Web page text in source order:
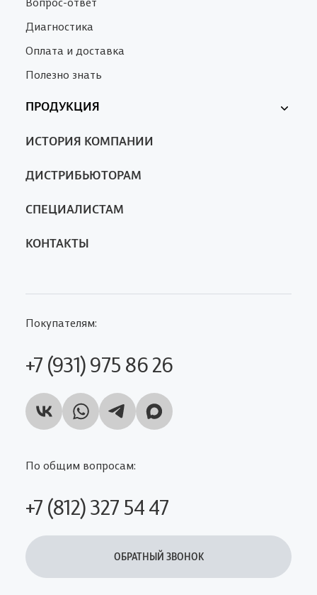
Диагностика
Оплата и доставка
Полезно знать
ПРОДУКЦИЯ
Ферменкол
ИСТОРИЯ КОМПАНИИ
ДИСТРИБЬЮТОРАМ
СПЕЦИАЛИСТАМ
КОНТАКТЫ
Покупателям:
+7 (931) 975 86 26
По общим вопросам:
+7 (812) 327 54 47
ОБРАТНЫЙ ЗВОНОК